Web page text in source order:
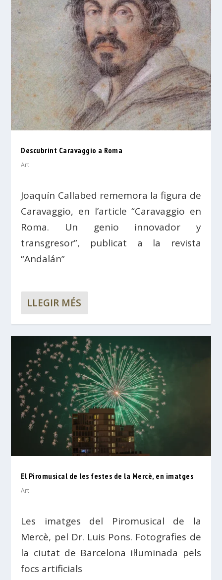
Descubrint Caravaggio a Roma
Art
Joaquín Callabed rememora la figura de
Caravaggio, en l’article “Caravaggio en
Roma. Un genio innovador y
transgresor”, publicat a la revista
“Andalán”
LLEGIR MÉS
El Piromusical de les festes de la Mercè, en imatges
Art
Les imatges del Piromusical de la
Mercè, pel Dr. Luis Pons. Fotografies de
la ciutat de Barcelona il·luminada pels
focs artificials